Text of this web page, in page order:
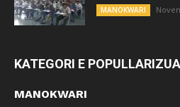
MANOKWARI
KATEGORI E
MANOKWARI